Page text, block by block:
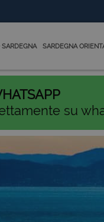
SARDEGNA SARDEGNA
su